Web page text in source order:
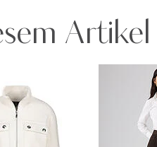
Artikel